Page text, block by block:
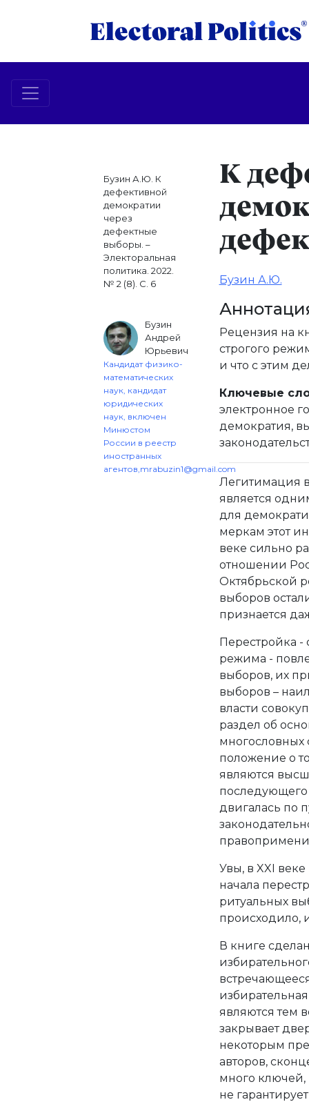
Бузин А.Ю. К
дефективной
демократии
через
дефектные
выборы. –
Электоральная
политика. 2022.
№ 2 (8). С. 6
Бузин
Андрей
Юрьевич
Кандидат физико-
математических
наук, кандидат
юридических
наук, включен
Минюстом
России в реестр
иностранных
агентов,mrabuzin1@gmail.com
К
Бузин А.Ю.
Рецензия на
строгого
и что с этим
Ключевые
электронное
демократия,
Легитимация
является
для
меркам этот
веке сильно
отношении
Октябрьской
выборов
признается
Перестройка -
режима -
выборов, их
выборов –
власти
раздел об
многословных
положение о
являются
последующего
двигалась по
Увы, в XXI веке
начала
ритуальных
происходило,
В книге
являются тем
закрывает
некоторым
авторов,
много ключей,
не